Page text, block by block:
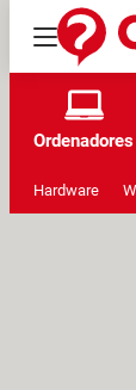
Ordenadores
Hardware